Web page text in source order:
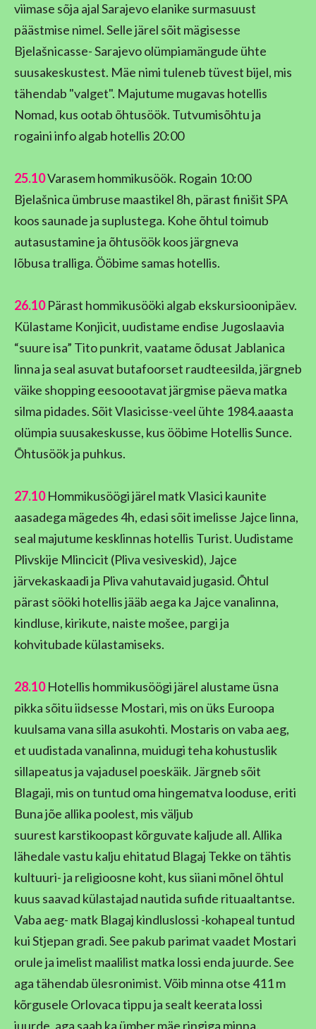
viimase sõja ajal Sarajevo elanike surmasuust
päästmise nimel. Selle järel sõit mägisesse
Bjelašnicasse- Sarajevo olümpiamängude ühte
suusakeskustest. Mäe nimi tuleneb tüvest bijel, mis
tähendab "valget". Majutume mugavas hotellis
Nomad, kus ootab õhtusöök. Tutvumisõhtu ja
rogaini info algab hotellis 20:00
25.10Varasem hommikusöök. Rogain 10:00
Bjelašnica ümbruse maastikel 8h, pärast finišit SPA
koos saunade ja suplustega. Kohe õhtul toimub
autasustamine ja õhtusöök koos järgneva
lõbusa tralliga. Ööbime samas hotellis.
26.10Pärast hommikusööki algab ekskursioonipäev.
Külastame Konjicit, uudistame endise Jugoslaavia
“suure isa” Tito punkrit, vaatame õdusat Jablanica
linna ja seal asuvat butafoorset raudteesilda, järgneb
väike shopping eesoootavat järgmise päeva matka
silma pidades. Sõit Vlasicisse-veel ühte 1984.aaasta
olümpia suusakeskusse, kus ööbime Hotellis Sunce.
Õhtusöök ja puhkus.
27.10 Hommikusöögi järel matk Vlasici kaunite
aasadega mägedes 4h, edasi sõit imelisse Jajce linna,
seal majutume kesklinnas hotellis Turist. Uudistame
Plivskije Mlincicit (Pliva vesiveskid), Jajce
järvekaskaadi ja Pliva vahutavaid jugasid. Õhtul
pärast sööki hotellis jääb aega ka Jajce vanalinna,
kindluse, kirikute, naiste mošee, pargi ja
kohvitubade külastamiseks.
28.10Hotellis hommikusöögi järel alustame üsna
pikka sõitu iidsesse Mostari, mis on üks Euroopa
kuulsama vana silla asukohti. Mostaris on vaba aeg,
et uudistada vanalinna, muidugi teha kohustuslik
sillapeatus ja vajadusel poeskäik. Järgneb sõit
Blagaji, mis on tuntud oma hingematva looduse, eriti
Buna jõe allika poolest, mis väljub
suurest karstikoopast kõrguvate kaljude all. Allika
lähedale vastu kalju ehitatud Blagaj Tekke on tähtis
kultuuri- ja religioosne koht, kus siiani mõnel õhtul
kuus saavad külastajad nautida sufide rituaaltantse.
Vaba aeg- matk Blagaj kindluslossi -kohapeal tuntud
kui Stjepan gradi. See pakub parimat vaadet Mostari
orule ja imelist maalilist matka lossi enda juurde. See
aga tähendab ülesronimist. Võib minna otse 411 m
kõrgusele Orlovaca tippu ja sealt keerata lossi
juurde, aga saab ka ümber mäe ringiga minna.